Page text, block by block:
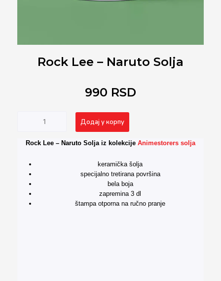
Rock Lee – Naruto Solja
990 RSD
Додај у корпу
Rock Lee – Naruto Solja iz kolekcije Animestorers solja
keramička šolja
specijalno tretirana površina
bela boja
zapremina 3 dl
štampa otporna na ručno pranje